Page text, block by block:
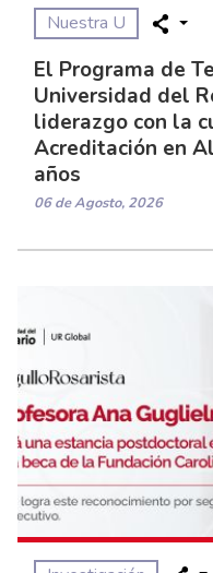
Nuestra U
El Programa de
Universidad del
liderazgo con la
Acreditación en
años
06 de Agosto, 2026